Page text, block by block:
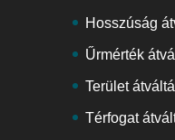
Hosszúság
Űrmérték
Terület
Térfogat